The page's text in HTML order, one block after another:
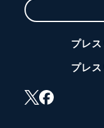
プレ
プレ